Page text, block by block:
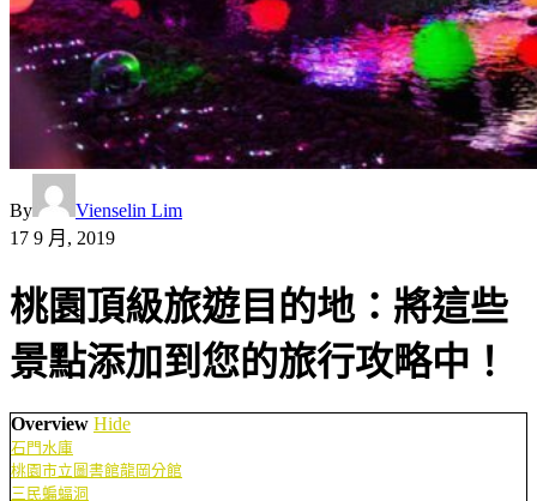
By
Vienselin Lim
17 9 月, 2019
桃園頂級旅遊目的地：將這些
景點添加到您的旅行攻略中！
Overview Hide
石門水庫
桃園市立圖書館龍岡分館
三民蝙蝠洞